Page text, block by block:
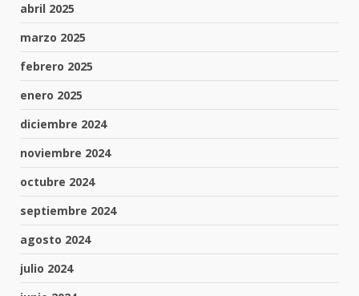
abril 2025
marzo 2025
febrero 2025
enero 2025
diciembre 2024
noviembre 2024
octubre 2024
septiembre 2024
agosto 2024
julio 2024